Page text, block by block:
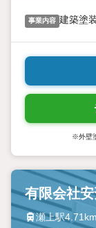
事業内容 建築塗
※外壁
有限会社
瀬上駅